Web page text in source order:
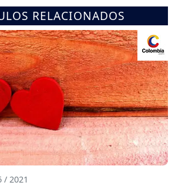
RELACIONADOS
/ 2021